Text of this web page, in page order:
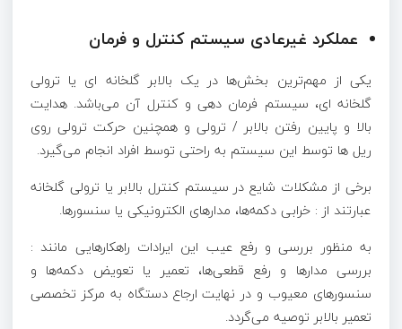
عملکرد غیرعادی سیستم کنترل و فرمان
یکی از مهم‌ترین بخش‌ها در یک بالابر گلخانه ای یا ترولی
گلخانه ای، سیستم فرمان دهی و کنترل آن می‌باشد. هدایت
بالا و پایین رفتن بالابر / ترولی و همچنین حرکت ترولی روی
ریل ها توسط این سیستم به راحتی توسط افراد انجام می‌گیرد.
برخی از مشکلات شایع در سیستم کنترل بالابر یا ترولی گلخانه
عبارتند از : خرابی دکمه‌ها، مدارهای الکترونیکی یا سنسورها.
به منظور بررسی و رفع عیب این ایرادات راهکارهایی مانند :
بررسی مدارها و رفع قطعی‌ها، تعمیر یا تعویض دکمه‌ها و
سنسورهای معیوب و در نهایت ارجاع دستگاه به مرکز تخصصی
تعمیر بالابر توصیه می‌گردد.